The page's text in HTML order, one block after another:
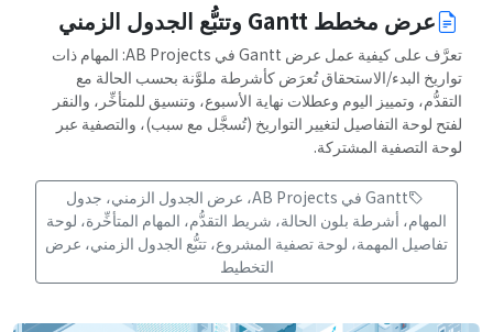
عرض مخطط Gantt وتتبُّع الجدول الزمني
تعرَّف على كيفية عمل عرض Gantt في AB Projects: المهام ذات
تواريخ البدء/الاستحقاق تُعرَض كأشرطة ملوَّنة بحسب الحالة مع
التقدُّم، وتمييز اليوم وعطلات نهاية الأسبوع، وتنسيق للمتأخِّر، والنقر
لفتح لوحة التفاصيل لتغيير التواريخ (تُسجَّل مع سبب)، والتصفية عبر
لوحة التصفية المشتركة.
Gantt في AB Projects، عرض الجدول الزمني، جدول
المهام، أشرطة بلون الحالة، شريط التقدُّم، المهام المتأخِّرة، لوحة
تفاصيل المهمة، لوحة تصفية المشروع، تتبُّع الجدول الزمني، عرض
التخطيط